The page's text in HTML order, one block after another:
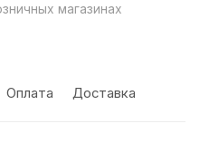
магазинах
Оплата Доставка